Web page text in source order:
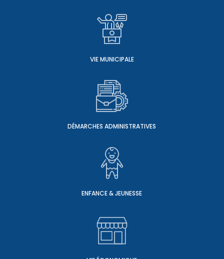
VIE MUNICIPALE
DÉMARCHES ADMINISTRATIVES
ENFANCE & JEUNESSE